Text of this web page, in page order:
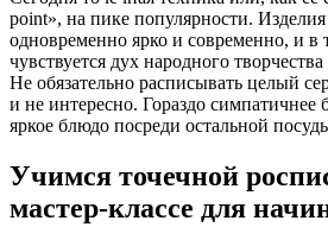
point», на пике популярности.
одновременно ярко и современно, и в
чувствуется дух народного
Не обязательно расписывать целый
и не интересно. Гораздо симпатичнее
яркое блюдо посреди остальной
Учимся точечной
мастер-классе для